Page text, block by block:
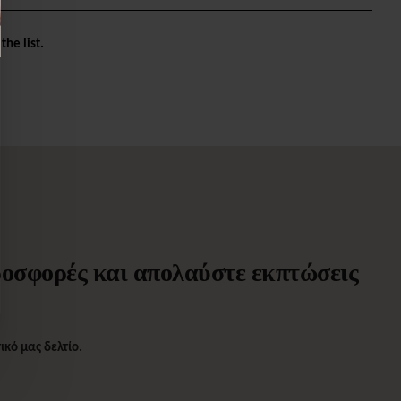
the list.
και απολαύστε εκπτώσεις
μας δελτίο.